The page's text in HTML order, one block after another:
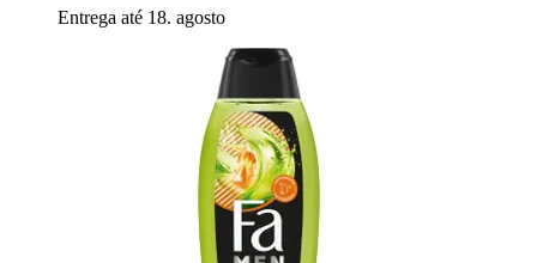
Entrega até 18. agosto